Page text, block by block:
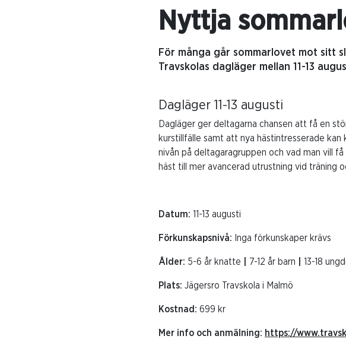
Nyttja
För många går sommarlovet mot sitt
Travskolas dagläger mellan 11-13
Dagläger 11-13 augusti
Dagläger ger deltagarna chansen att få en
kurstillfälle samt att nya hästintresserade
nivån på deltagaragruppen och vad man vill
häst till mer avancerad utrustning vid träning
Datum: 11-13 augusti
Förkunskapsnivå: Inga förkunskaper krävs
Ålder: 5-6 år knatte 7-12 år barn 13-18
Plats: Jägersro Travskola i Malmö
Kostnad: 699 kr
Mer info och anmälning: https://